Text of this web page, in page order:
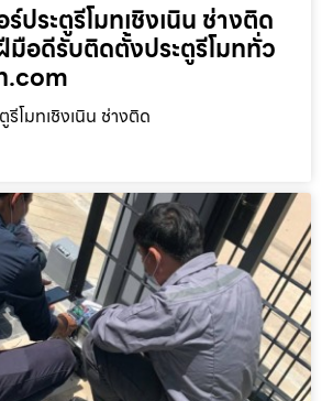
ประตูรีโมทเชิงเนิน ช่างติด
มือดีรับติดตั้งประตูรีโมททั่ว
.com
รีโมทเชิงเนิน ช่างติด